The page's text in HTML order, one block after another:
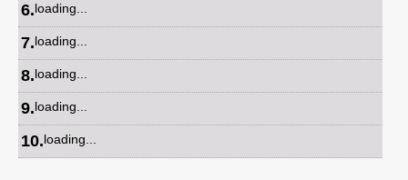
6.loading...
7.loading...
8.loading...
9.loading...
10.loading...